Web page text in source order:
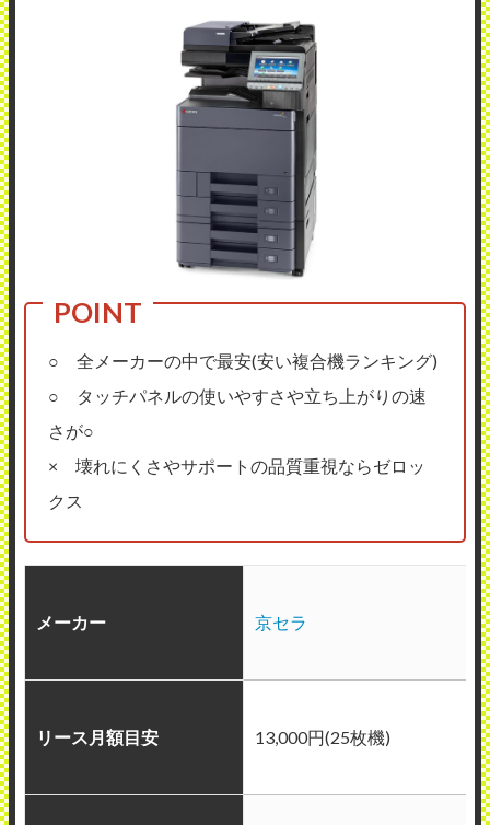
○ 全メーカーの中で最安(安い複合機ランキング)
○ タッチパネルの使いやすさや立ち上がりの速
さが○
× 壊れにくさやサポートの品質重視ならゼロッ
クス
メーカー 京セラ
リース月額目安 13,000円(25枚機)